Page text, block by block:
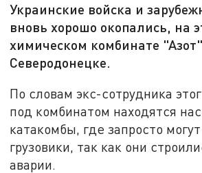
Украинские войска и
вновь хорошо окопались, на
химическом комбинате
Северодонецке.
По словам экс-сотрудника
под комбинатом находятся
катакомбы, где запросто
грузовики, так как они
аварии.